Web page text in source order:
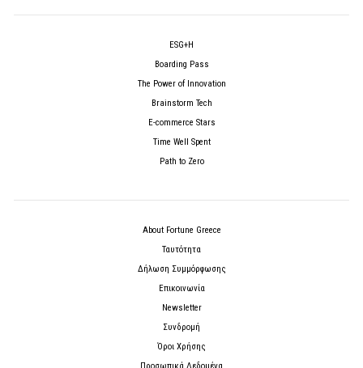
ESG+H
Boarding Pass
The Power of Innovation
Brainstorm Tech
E-commerce Stars
Time Well Spent
Path to Zero
About Fortune Greece
Ταυτότητα
Δήλωση Συμμόρφωσης
Επικοινωνία
Newsletter
Συνδρομή
Όροι Χρήσης